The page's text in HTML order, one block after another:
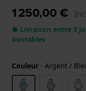
1 250,00 €
● Livraison entre 3
ouvrables
Couleur - Argent /